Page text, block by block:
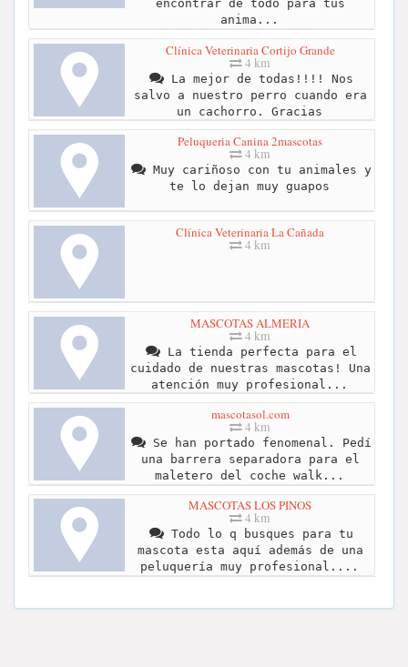
encontrar de todo para tus
anima...
Clínica Veterinaria Cortijo Grande
4 km
La mejor de todas!!!! Nos
salvo a nuestro perro cuando era
un cachorro. Gracias
Peluqueria Canina 2mascotas
4 km
Muy cariñoso con tu animales y
te lo dejan muy guapos
Clínica Veterinaria La Cañada
4 km
MASCOTAS ALMERIA
4 km
La tienda perfecta para el
cuidado de nuestras mascotas! Una
atención muy profesional...
mascotasol.com
4 km
Se han portado fenomenal. Pedí
una barrera separadora para el
maletero del coche walk...
MASCOTAS LOS PINOS
4 km
Todo lo q busques para tu
mascota esta aquí además de una
peluquería muy profesional....